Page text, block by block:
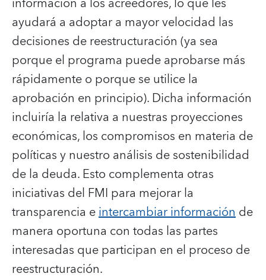
ayudará a adoptar a mayor velocidad las
decisiones de reestructuración (ya sea
porque el programa puede aprobarse más
rápidamente o porque se utilice la
aprobación en principio). Dicha información
incluiría la relativa a nuestras proyecciones
económicas, los compromisos en materia de
políticas y nuestro análisis de sostenibilidad
de la deuda. Esto complementa otras
iniciativas del FMI para mejorar la
transparencia eintercambiar informaciónde
manera oportuna con todas las partes
interesadas que participan en el proceso de
reestructuración.